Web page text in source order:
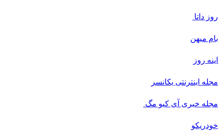
روز داتا
بام میهن
اینه روز
مجله اینترنتی یکانسر
مجله خبری آی کیو مگ
خودریکو